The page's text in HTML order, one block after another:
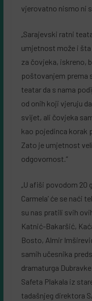
vjerovatno nismo ni
„Sarajevski ratni
umjetnost može i
za čovjeka, iskreno,
poštovanjem prema
teatar da s nama
od onih koji vjeruju
svijet, ali čovjeka
kao pojedinca korak
Zato je umjetnost
odgovornost.“
„U afiši povodom 20
Carmela’ će se naći
su nas pratili svih
Katnić-Bakaršić,
Bosto, Almir
samih učesnika
dramaturga
Safeta Plakala iz
tadašnjeg direktora